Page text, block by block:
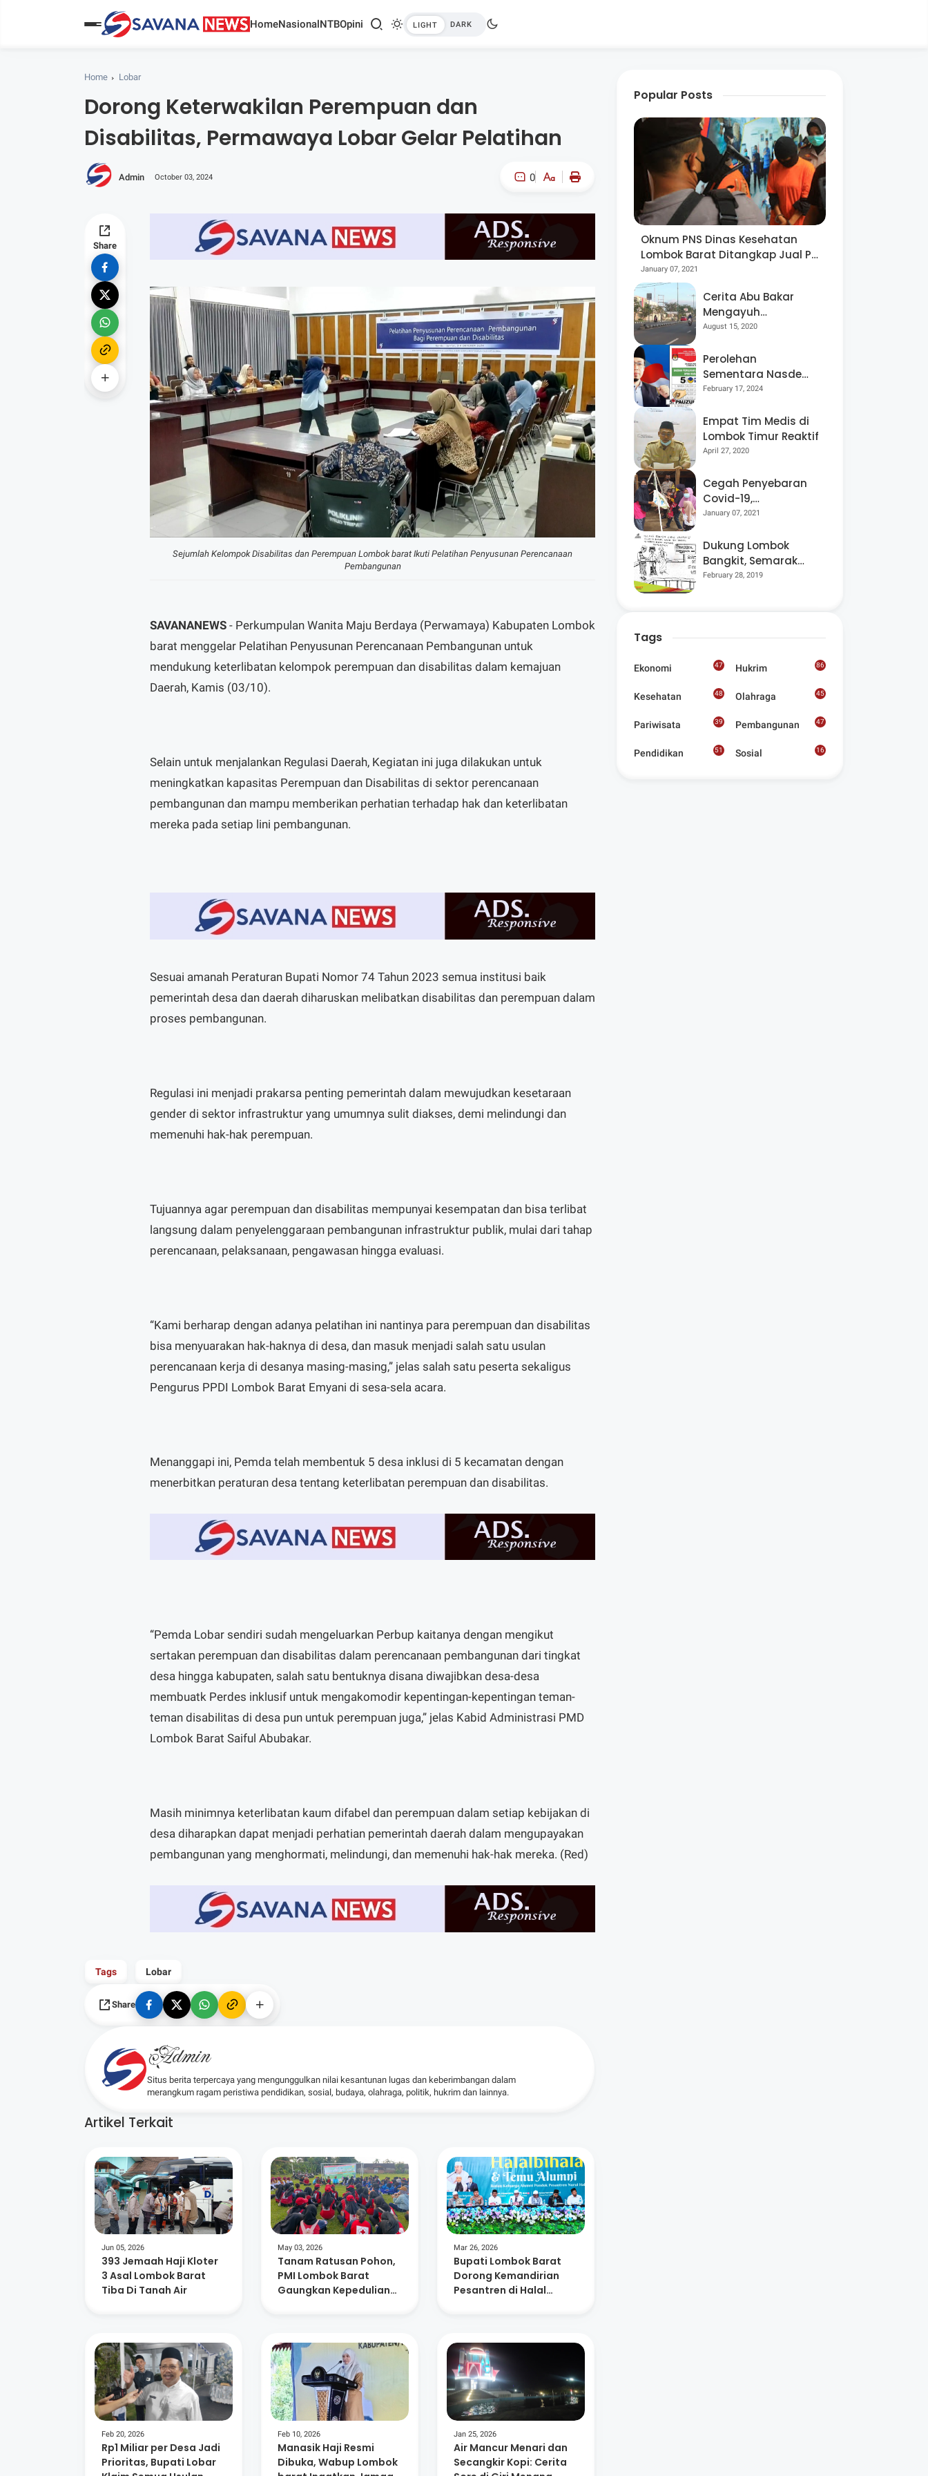
HomeNasionalNTBOpini
Home Lobar
Dorong Keterwakilan Perempuan dan
Disabilitas, Permawaya Lobar Gelar Pelatihan
Admin October 03, 2024 0
A-
Share
Sejumlah Kelompok Disabilitas dan Perempuan Lombok barat Ikuti Pelatihan Penyusunan Perencanaan
Pembangunan
SAVANANEWS - Perkumpulan Wanita Maju Berdaya (Perwamaya) Kabupaten Lombok
barat menggelar Pelatihan Penyusunan Perencanaan Pembangunan untuk
mendukung keterlibatan kelompok perempuan dan disabilitas dalam kemajuan
Daerah, Kamis (03/10).
Selain untuk menjalankan Regulasi Daerah, Kegiatan ini juga dilakukan untuk
meningkatkan kapasitas Perempuan dan Disabilitas di sektor perencanaan
pembangunan dan mampu memberikan perhatian terhadap hak dan keterlibatan
mereka pada setiap lini pembangunan.
Sesuai amanah Peraturan Bupati Nomor 74 Tahun 2023 semua institusi baik
pemerintah desa dan daerah diharuskan melibatkan disabilitas dan perempuan dalam
proses pembangunan.
Regulasi ini menjadi prakarsa penting pemerintah dalam mewujudkan kesetaraan
gender di sektor infrastruktur yang umumnya sulit diakses, demi melindungi dan
memenuhi hak-hak perempuan.
Tujuannya agar perempuan dan disabilitas mempunyai kesempatan dan bisa terlibat
langsung dalam penyelenggaraan pembangunan infrastruktur publik, mulai dari tahap
perencanaan, pelaksanaan, pengawasan hingga evaluasi.
“Kami berharap dengan adanya pelatihan ini nantinya para perempuan dan disabilitas
bisa menyuarakan hak-haknya di desa, dan masuk menjadi salah satu usulan
perencanaan kerja di desanya masing-masing,” jelas salah satu peserta sekaligus
Pengurus PPDI Lombok Barat Emyani di sesa-sela acara.
Menanggapi ini, Pemda telah membentuk 5 desa inklusi di 5 kecamatan dengan
menerbitkan peraturan desa tentang keterlibatan perempuan dan disabilitas.
“Pemda Lobar sendiri sudah mengeluarkan Perbup kaitanya dengan mengikut
sertakan perempuan dan disabilitas dalam perencanaan pembangunan dari tingkat
desa hingga kabupaten, salah satu bentuknya disana diwajibkan desa-desa
membuatk Perdes inklusif untuk mengakomodir kepentingan-kepentingan teman-
teman disabilitas di desa pun untuk perempuan juga,” jelas Kabid Administrasi PMD
Lombok Barat Saiful Abubakar.
Masih minimnya keterlibatan kaum difabel dan perempuan dalam setiap kebijakan di
desa diharapkan dapat menjadi perhatian pemerintah daerah dalam mengupayakan
pembangunan yang menghormati, melindungi, dan memenuhi hak-hak mereka. (Red)
Tags Lobar
Share
Admin
Situs berita terpercaya yang mengunggulkan nilai kesantunan lugas dan keberimbangan dalam
merangkum ragam peristiwa pendidikan, sosial, budaya, olahraga, politik, hukrim dan lainnya.
Artikel Terkait
Jun 05, 2026
393 Jemaah Haji Kloter
3 Asal Lombok Barat
Tiba Di Tanah Air
May 03, 2026
Tanam Ratusan Pohon,
PMI Lombok Barat
Gaungkan Kepedulian
Mar 26, 2026
Bupati Lombok Barat
Dorong Kemandirian
Pesantren di Halal
Feb 20, 2026
Rp1 Miliar per Desa Jadi
Prioritas, Bupati Lobar
Feb 10, 2026
Manasik Haji Resmi
Dibuka, Wabup Lombok
Jan 25, 2026
Air Mancur Menari dan
Secangkir Kopi: Cerita
Popular Posts
Oknum PNS Dinas Kesehatan
Lombok Barat Ditangkap Jual Pil
Ekstasi
January 07, 2021
Cerita Abu Bakar
Mengayuh
Sepedanya Selama
Menggelorakan
Kemerdekaan
August 15, 2020
Perolehan
Sementara Nasdem
Lobar Tertinggi,
Berpeluang “Rebut”
Kursi Dapil 3
February 17, 2024
Empat Tim Medis di
Lombok Timur Reaktif
April 27, 2020
Cegah Penyebaran
Covid-19,
Bhabinkamtibmas
Kegiatan Posyandu
January 07, 2021
Dukung Lombok
Bangkit, Semarak
Pesta Rakyat
Seniman Di Lombok
February 28, 2019
Tags
Ekonomi 47 Hukrim 86
Kesehatan 48 Olahraga 45
Pariwisata 39 Pembangunan 47
Pendidikan 51 Sosial
16